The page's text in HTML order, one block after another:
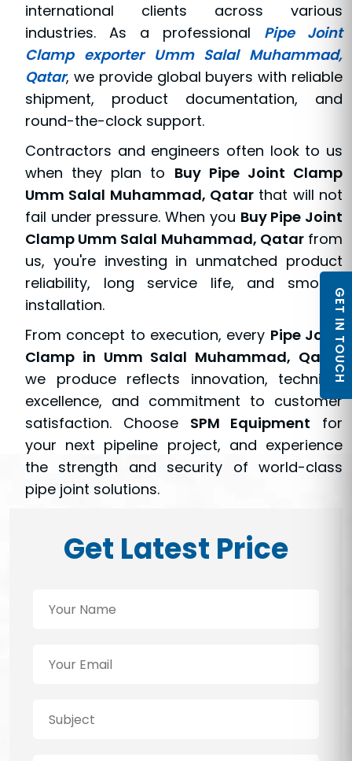
international clients across various
industries. As a professional Pipe Joint
Clamp exporter Umm Salal Muhammad,
Qatar, we provide global buyers with reliable
shipment, product documentation, and
round-the-clock support.
Contractors and engineers often look to us
when they plan to Buy Pipe Joint Clamp
Umm Salal Muhammad, Qatar that will not
fail under pressure. When you Buy Pipe Joint
Clamp Umm Salal Muhammad, Qatarfrom
us, you're investing in unmatched product
reliability, long service life, and smooth
installation.
From concept to execution, every Pipe Joint
Clamp in Umm Salal Muhammad, Qatar
we produce reflects innovation, technical
excellence, and commitment to customer
satisfaction. Choose SPM Equipment for
your next pipeline project, and experience
the strength and security of world-class
pipe joint solutions.
Get Latest Price
GET IN TOUCH